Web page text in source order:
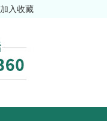
加入收藏